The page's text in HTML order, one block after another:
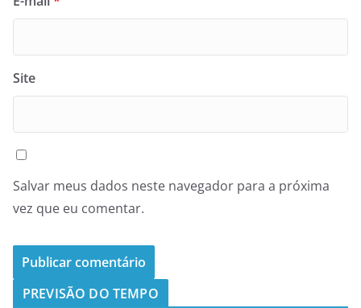
Site
Salvar meus dados neste navegador para a próxima
vez que eu comentar.
PREVISÃO DO TEMPO